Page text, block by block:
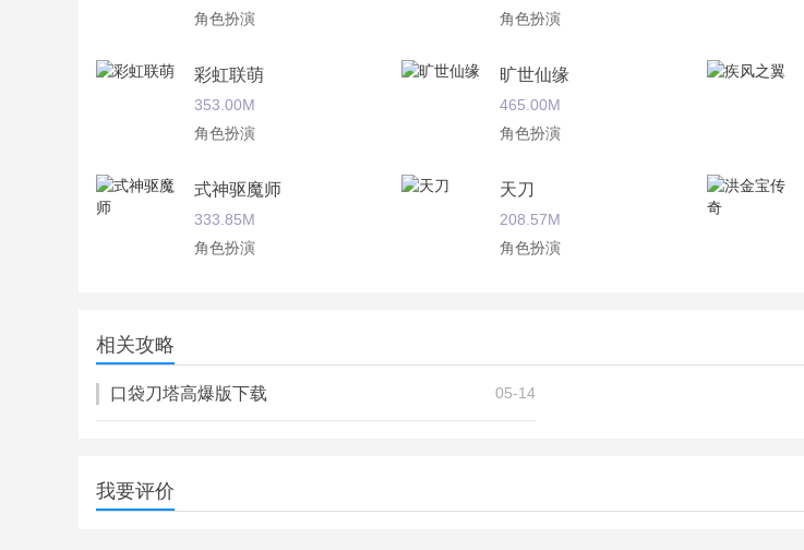
超多强悍的英雄在这里设定，超强悍阵容自由搭配无上合击点燃全新激情。
令人兴奋的跨服激斗PVP战役点燃，自由互动多人魅力竞技指尖精彩不断章。
角色扮演
角色扮演
彩虹联萌
353.00M
角色扮演
旷世仙缘
465.00M
角色扮演
式神驱魔师
333.85M
角色扮演
天刀
208.57M
角色扮演
角色扮演
角色扮演
相关攻略
口袋刀塔高爆版下载 05-14
我要评价